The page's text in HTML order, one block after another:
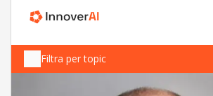
Filtra per topic